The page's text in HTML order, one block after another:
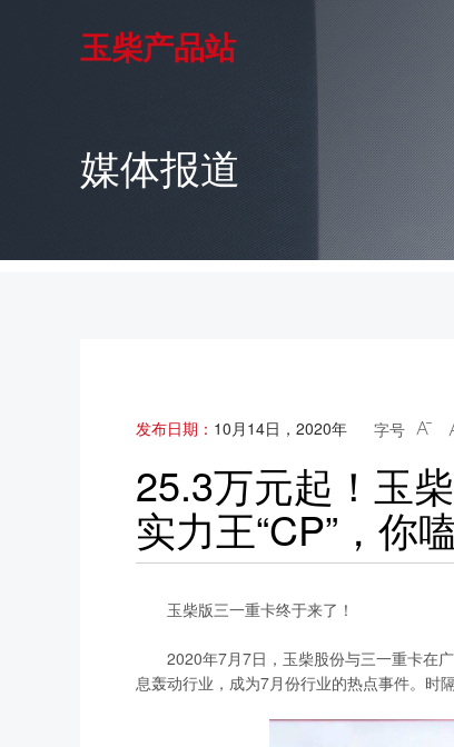
玉柴产品站
媒体报道
发布日期： 10月14日，2020年 字号 
25.3万元起！玉
实力王“CP”，你
玉柴版三一重卡终于来了！
2020年7月7日，玉柴股份与三一重卡在广
息轰动行业，成为7月份行业的热点事件。时